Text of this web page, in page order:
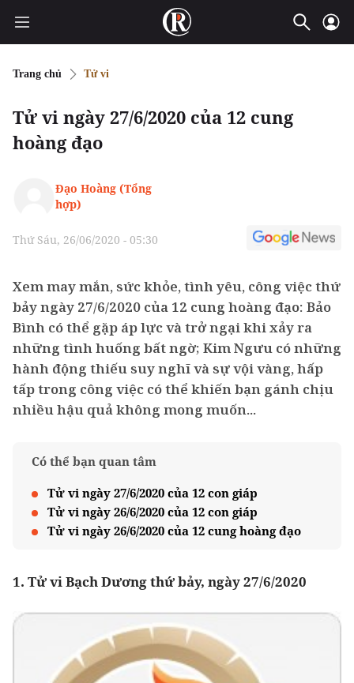
Trang chủ Tử vi
Tử vi ngày 27/6/2020 của 12 cung
hoàng đạo
Đạo Hoàng (Tổng
hợp)
Thứ Sáu, 26/06/2020 - 05:30
Xem may mắn, sức khỏe, tình yêu, công việc thứ
bảy ngày 27/6/2020 của 12 cung hoàng đạo: Bảo
Bình có thể gặp áp lực và trở ngại khi xảy ra
những tình huống bất ngờ; Kim Ngưu có những
hành động thiếu suy nghĩ và sự vội vàng, hấp
tấp trong công việc có thể khiến bạn gánh chịu
nhiều hậu quả không mong muốn...
Có thể bạn quan tâm
Tử vi ngày 27/6/2020 của 12 con giáp
Tử vi ngày 26/6/2020 của 12 con giáp
Tử vi ngày 26/6/2020 của 12 cung hoàng đạo
1. Tử vi Bạch Dương thứ bảy, ngày 27/6/2020